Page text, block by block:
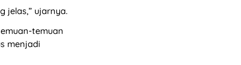
jelas,” ujarnya.
temuan
menjadi